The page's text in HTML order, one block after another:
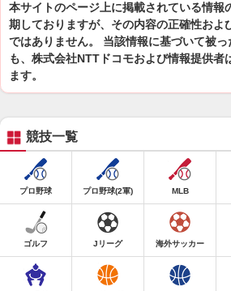
本サイトのページ上に掲載されている情報
期しておりますが、その内容の正確性およ
ではありません。 当該情報に基づいて被
も、株式会社NTTドコモおよび情報提供者
ます。
競技一覧
プロ野球 プロ野球(2軍) MLB
ゴルフ Jリーグ 海外サッカー